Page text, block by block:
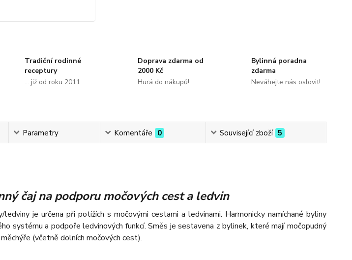
Tradiční rodinné
receptury
... již od roku 2011
Doprava zdarma od
2000 Kč
Hurá do nákupů!
Bylinná poradna
zdarma
Neváhejte nás oslovit!
Parametry Komentáře 0 Související zboží 5
čaj na podporu močových cest a ledvin
je určena při potížích s močovými cestami a ledvinami. Harmonicky namíchané byliny
systému a podpoře ledvinových funkcí. Směs je sestavena z bylinek, které mají močopudný
(včetně dolních močových cest).